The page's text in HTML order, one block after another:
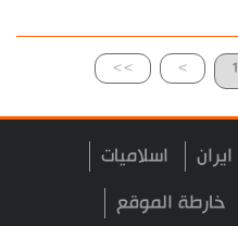
>> > 1
ايران اسلاميات
خارطة الموقع